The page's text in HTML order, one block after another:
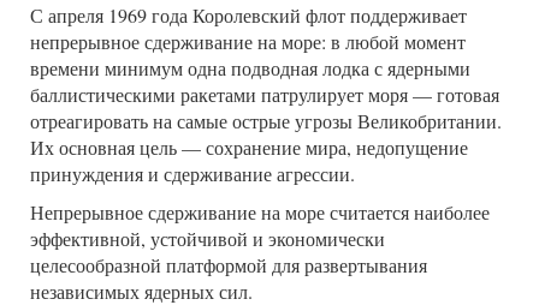
С апреля 1969 года Королевский флот поддерживает
непрерывное сдерживание на море: в любой момент
времени минимум одна подводная лодка с ядерными
баллистическими ракетами патрулирует моря — готовая
отреагировать на самые острые угрозы Великобритании.
Их основная цель — сохранение мира, недопущение
принуждения и сдерживание агрессии.
Непрерывное сдерживание на море считается наиболее
эффективной, устойчивой и экономически
целесообразной платформой для развертывания
независимых ядерных сил.